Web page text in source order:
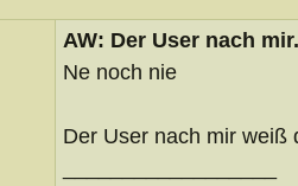
AW: Der User nach
Ne noch nie
Der User nach mir weiß